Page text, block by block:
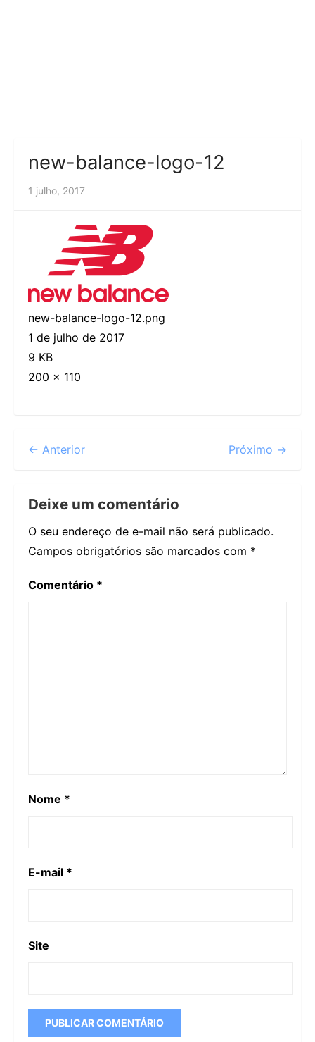
new-balance-logo-12
1 julho, 2017
new-balance-logo-12.png
1 de julho de 2017
9 KB
200 × 110
← Anterior Próximo →
Deixe um comentário
O seu endereço de e-mail não será publicado.
Campos obrigatórios são marcados com *
Comentário *
Nome *
E-mail *
Site